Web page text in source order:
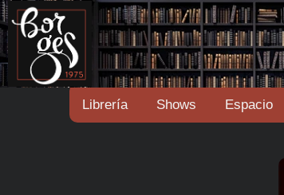
Librería Shows Espacio